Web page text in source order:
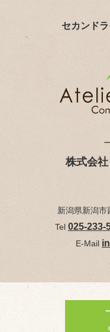
セカンド
株式会
新潟県新潟
Tel 025-233-
E-Mail